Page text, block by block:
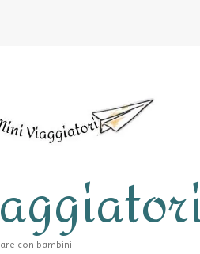
con bambini